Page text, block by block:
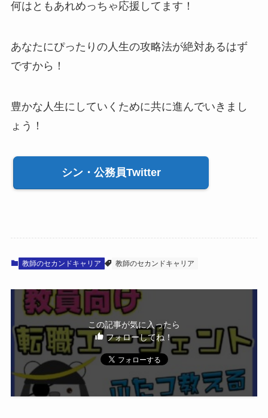
何はともあれめっちゃ応援してます！
あなたにぴったりの人生の攻略法が絶対あるはず
ですから！
豊かな人生にしていくために共に進んでいきまし
ょう！
シン・公務員Twitter
教師のセカンドキャリア 教師のセカンドキャリア
この記事が気に入ったら
フォローしてね！